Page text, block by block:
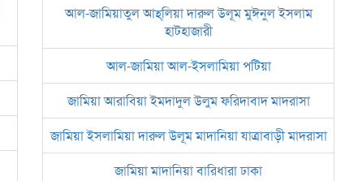
আল-জামিয়াতুল আহ্‌লিয়া দারুল উলূম মুঈনুল ইসলাম
হাটহাজারী
আল-জামিয়া আল-ইসলামিয়া পটিয়া
জামিয়া আরাবিয়া ইমদাদুল উলুম ফরিদাবাদ মাদরাসা
জামিয়া ইসলামিয়া দারুল উলূম মাদানিয়া যাত্রাবাড়ী মাদরাসা
জামিয়া মাদানিয়া বারিধারা ঢাকা